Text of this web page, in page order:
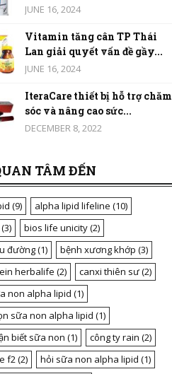
JUNE 16, 2024
Vitamin tăng cân TP Thái
Lan giải quyết vấn đề gầy...
JUNE 16, 2024
IteraCare thiết bị hỗ trợ chăm
sóc và nâng cao sức...
DECEMBER 8, 2022
TÂM ĐẾN
(9) alpha lipid lifeline (10)
(3) bios life unicity(2)
đường(1) bệnh xương khớp (3)
herbalife (2) canxi thiên sư(2)
non alpha lipid (1)
sữa non alpha lipid (1)
biết sữa non (1) công ty rain (2)
f2(2) hỏi sữa non alpha lipid (1)